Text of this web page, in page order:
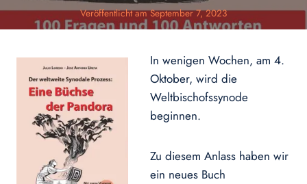
Veröffentlicht amSeptember 7, 2023
In wenigen Wochen, am 4.
Oktober, wird die
Weltbischofssynode
beginnen.
Zu diesem Anlass haben wir
ein neues Buch